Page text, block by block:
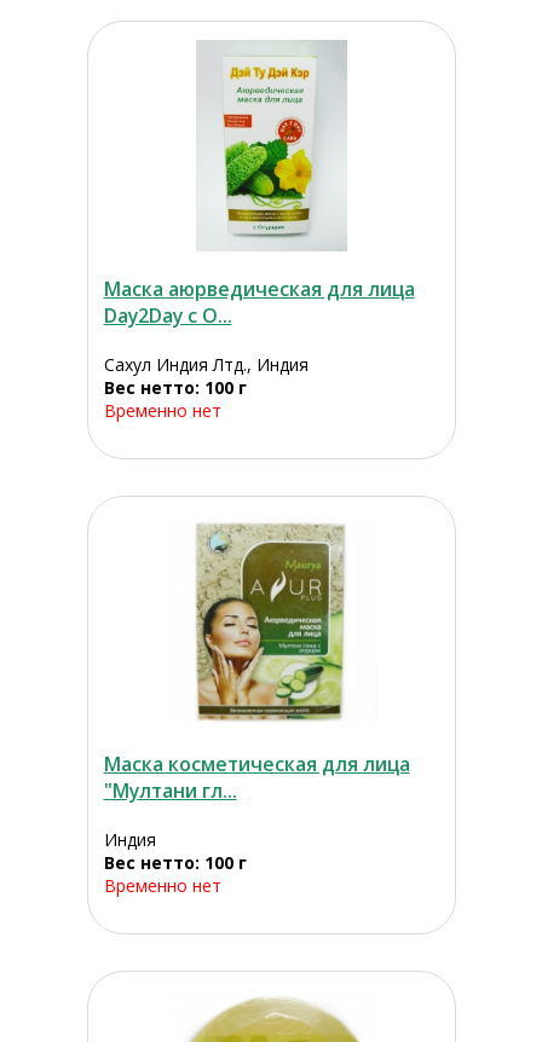
Маска аюрведическая для лица
Day2Day с О...
Сахул Индия Лтд., Индия
Вес нетто: 100 г
Временно нет
Маска косметическая для лица
"Мултани гл...
Индия
Вес нетто: 100 г
Временно нет